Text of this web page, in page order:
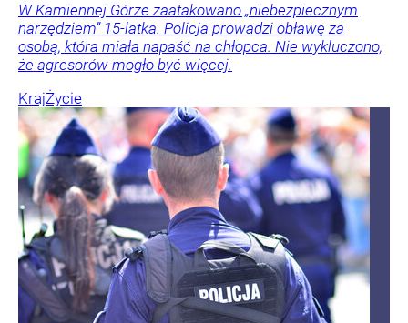
W Kamiennej Górze zaatakowano „niebezpiecznym
narzędziem” 15-latka. Policja prowadzi obławę za
osobą, która miała napaść na chłopca. Nie wykluczono,
że agresorów mogło być więcej.
KrajŻycie